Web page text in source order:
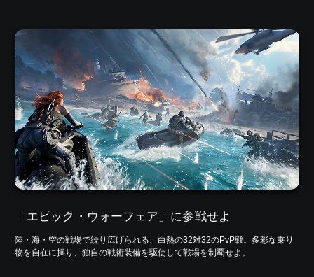
「エピック・ウォーフェア」に参戦せよ
陸・海・空の戦場で繰り広げられる、白熱の32対32のPvP戦。多彩な乗り
物を自在に操り、独自の戦術装備を駆使して戦場を制覇せよ。